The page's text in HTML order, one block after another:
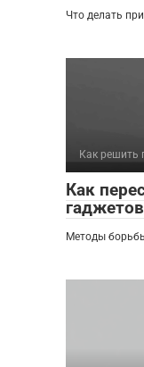
Что делать
Как решить
Как
гаджетов
Методы